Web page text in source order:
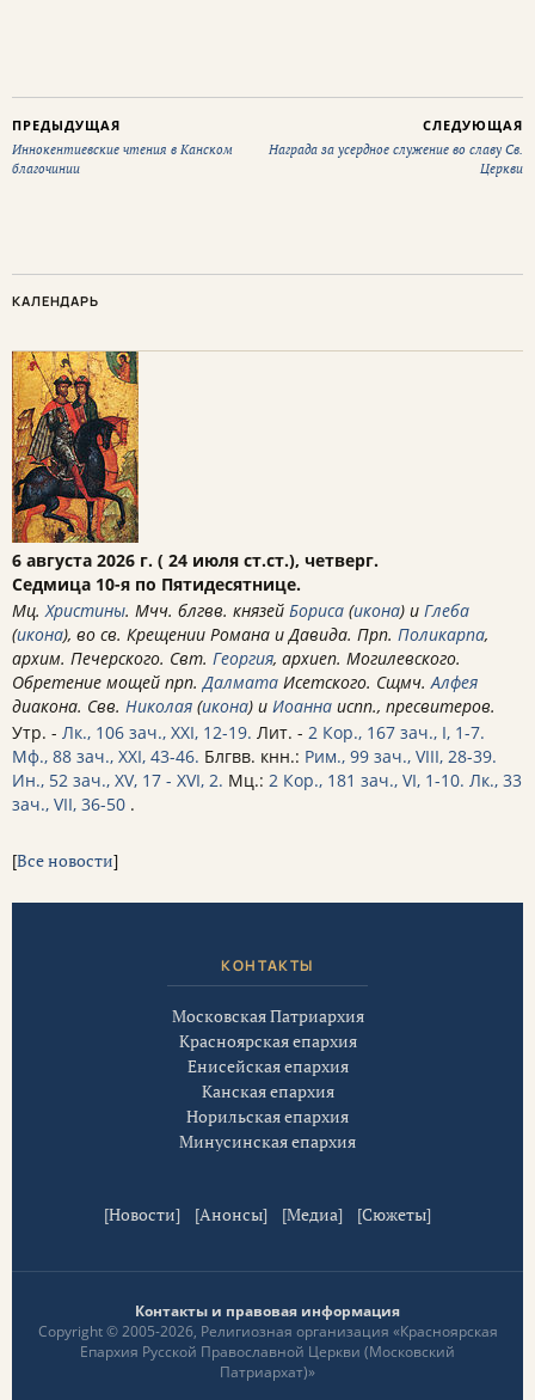
ПРЕДЫДУЩАЯ
Иннокентиевские чтения в Канском
благочинии
СЛЕДУЮЩАЯ
Награда за усердное служение во славу Св.
Церкви
КАЛЕНДАРЬ
6 августа 2026 г. ( 24 июля ст.ст.), четверг.
Седмица 10-я по Пятидесятнице.
Мц. Христины. Мчч. блгвв. князей Бориса (икона) и Глеба
(икона), во св. Крещении Романа и Давида. Прп. Поликарпа,
архим. Печерского. Свт. Георгия, архиеп. Могилевского.
Обретение мощей прп. Далмата Исетского. Сщмч. Алфея
диакона. Свв. Николая (икона) и Иоанна испп., пресвитеров.
Утр. - Лк., 106 зач., XXI, 12-19. Лит. - 2 Кор., 167 зач., I, 1-7.
Мф., 88 зач., XXI, 43-46. Блгвв. кнн.: Рим., 99 зач., VIII, 28-39.
Ин., 52 зач., XV, 17 - XVI, 2. Мц.: 2 Кор., 181 зач., VI, 1-10. Лк., 33
зач., VII, 36-50 .
[Все новости]
КОНТАКТЫ
Московская Патриархия
Красноярская епархия
Енисейская епархия
Канская епархия
Норильская епархия
Минусинская епархия
[Новости] [Анонсы] [Медиа] [Сюжеты]
Контакты и правовая информация
Copyright © 2005-2026, Религиозная организация «Красноярская
Епархия Русской Православной Церкви (Московский
Патриархат)»